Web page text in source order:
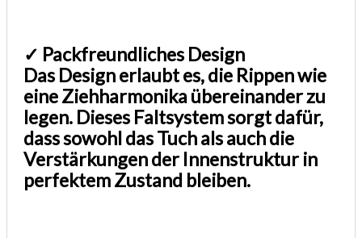
✓ Packfreundliches Design
Das Design erlaubt es, die Rippen wie
eine Ziehharmonika übereinander zu
legen. Dieses Faltsystem sorgt dafür,
dass sowohl das Tuch als auch die
Verstärkungen der Innenstruktur in
perfektem Zustand bleiben.